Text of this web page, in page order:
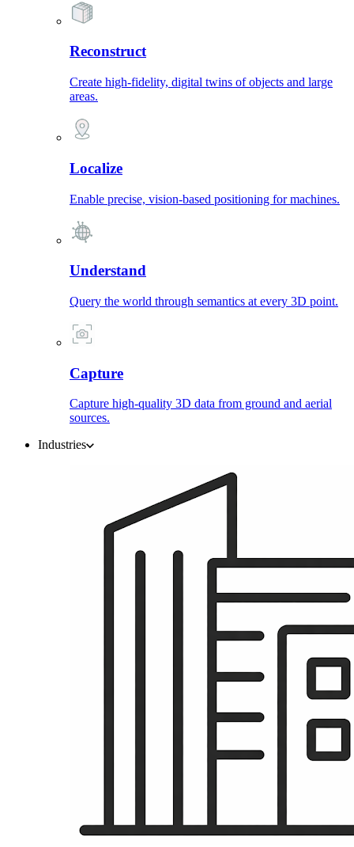
Reconstruct
Create high-fidelity, digital twins of objects and large
areas.
Localize
Enable precise, vision-based positioning for machines.
Understand
Query the world through semantics at every 3D point.
Capture
Capture high-quality 3D data from ground and aerial
sources.
Industries